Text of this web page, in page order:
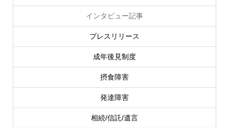
インタビュー記事
プレスリリース
成年後見制度
摂食障害
発達障害
相続/信託/遺言